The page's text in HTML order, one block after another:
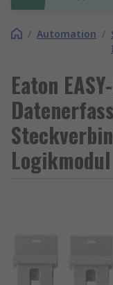
/ Automation /
Eaton
Logikmodul